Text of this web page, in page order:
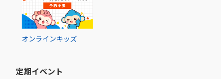
オンラインキッズ
定期イベント​